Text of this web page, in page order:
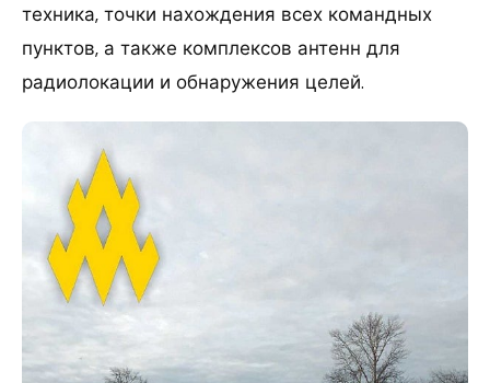
техника, точки нахождения всех командных
пунктов, а также комплексов антенн для
радиолокации и обнаружения целей.